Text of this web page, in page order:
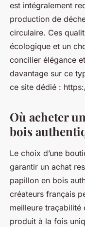
est intégralement
production de
circulaire. Ces
écologique et un
concilier élégance
davantage sur ce
ce site dédié :
Où acheter
bois
Le choix d’une
garantir un achat
papillon en bois
créateurs français
meilleure traçabilité
produit à la fois